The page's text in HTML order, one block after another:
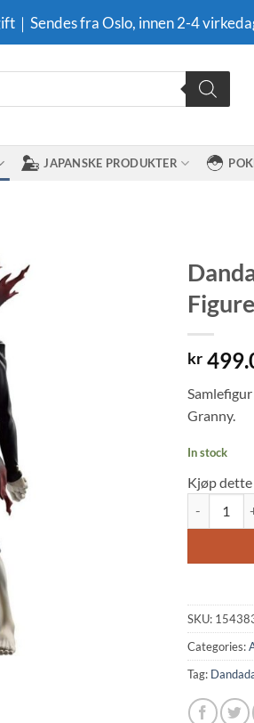
｜Sendes fra Oslo, innen 2-4
JAPANSKE PRODUKTER
kr
Granny.
In stock
Kjøp
SKU:
Categories:
Tag: